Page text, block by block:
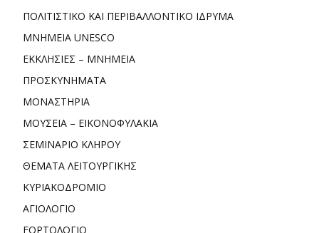
ΠΟΛΙΤΙΣΤΙΚΟ ΚΑΙ ΠΕΡΙΒΑΛΛΟΝΤΙΚΟ ΙΔΡΥΜΑ
ΜΝΗΜΕΙΑ UNESCO
ΕΚΚΛΗΣΙΕΣ – ΜΝΗΜΕΙΑ
ΠΡΟΣΚΥΝΗΜΑΤΑ
ΜΟΝΑΣΤΗΡΙΑ
ΜΟΥΣΕΙΑ – ΕΙΚΟΝΟΦΥΛΑΚΙΑ
ΣΕΜΙΝΑΡΙΟ ΚΛΗΡΟΥ
ΘΕΜΑΤΑ ΛΕΙΤΟΥΡΓΙΚΗΣ
ΚΥΡΙΑΚΟΔΡΟΜΙΟ
ΑΓΙΟΛΟΓΙΟ
ΕΟΡΤΟΛΟΓΙΟ